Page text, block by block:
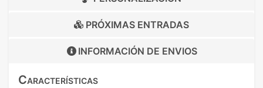
PRÓXIMAS ENTRADAS
INFORMACIÓN DE ENVIOS
Características